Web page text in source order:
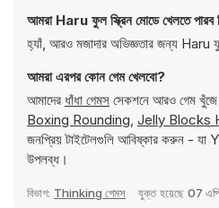
আমরা Haru ফুল স্ক্রিন মোডে খেলতে পারব
হ্যাঁ, আরও মজাদার অভিজ্ঞতার জন্য Haru
আমরা এরপর কোন গেম খেলবো?
আমাদের ধাঁধা গেমস সেকশনে আরও গেম খুঁজে
Boxing Rounding, Jelly Blocks
জনপ্রিয় টাইটেলগুলি আবিষ্কার করুন - যা
উপলব্ধ।
বিভাগ: Thinking গেমস যুক্ত হয়েছে 07